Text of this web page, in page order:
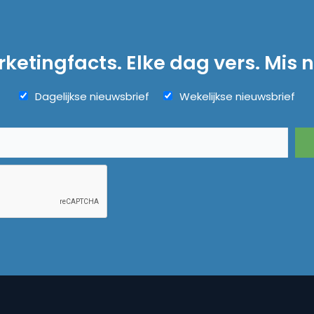
Elke dag vers. Mis
Dagelijkse nieuwsbrief Wekelijkse nieuwsbrief